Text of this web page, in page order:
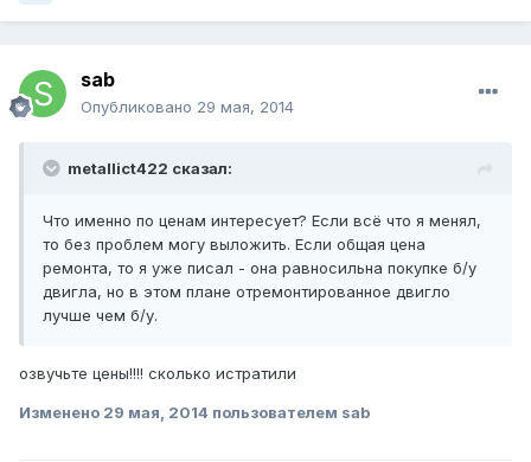
sab
Опубликовано 29 мая, 2014
metallict422 сказал:
Что именно по ценам интересует? Если всё что я менял,
то без проблем могу выложить. Если общая цена
ремонта, то я уже писал - она равносильна покупке б/у
двигла, но в этом плане отремонтированное двигло
лучше чем б/у.
озвучьте цены!!!! сколько истратили
Изменено 29 мая, 2014 пользователем sab